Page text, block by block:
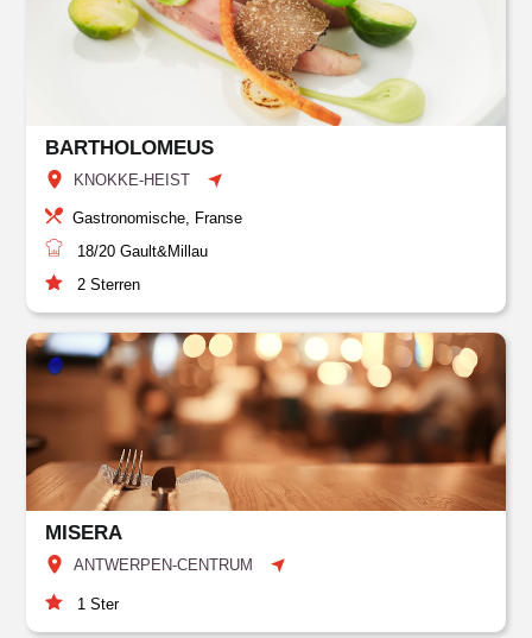
BARTHOLOMEUS
KNOKKE-HEIST
Gastronomische, Franse
18/20 Gault&Millau
2 Sterren
MISERA
ANTWERPEN-CENTRUM
1 Ster